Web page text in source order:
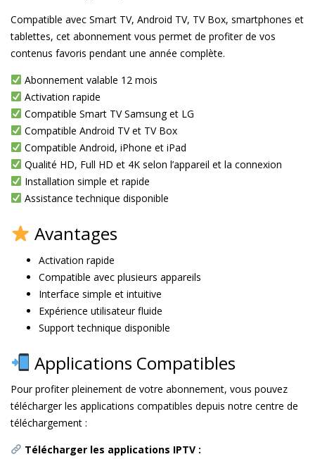
Compatible avec Smart TV, Android TV, TV Box, smartphones et
tablettes, cet abonnement vous permet de profiter de vos
contenus favoris pendant une année complète.
Abonnement valable 12 mois
Activation rapide
Compatible Smart TV Samsung et LG
Compatible Android TV et TV Box
Compatible Android, iPhone et iPad
Qualité HD, Full HD et 4K selon l’appareil et la connexion
Installation simple et rapide
Assistance technique disponible
Avantages
Activation rapide
Compatible avec plusieurs appareils
Interface simple et intuitive
Expérience utilisateur fluide
Support technique disponible
Applications Compatibles
Pour profiter pleinement de votre abonnement, vous pouvez
télécharger les applications compatibles depuis notre centre de
téléchargement :
Télécharger les applications IPTV :